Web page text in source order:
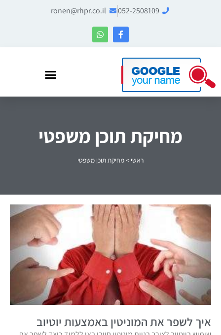
052-2508109
ronen@rhpr.co.il
מחיקת תוכן משפטי
ראשי >מחיקת תוכן משפטי
איך לשפר את המוניטין באמצעות יוטיוב